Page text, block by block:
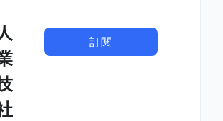
訂閱